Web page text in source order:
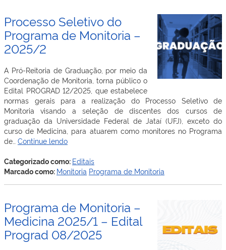
Processo Seletivo do
Programa de Monitoria –
2025/2
A Pró-Reitoria de Graduação, por meio da
Coordenação de Monitoria, torna público o
Edital PROGRAD 12/2025, que estabelece
normas gerais para a realização do Processo Seletivo de
Monitoria visando a seleção de discentes dos cursos de
graduação da Universidade Federal de Jataí (UFJ), exceto do
curso de Medicina, para atuarem como monitores no Programa
de… Continue lendoProcesso
do
Programa
–
2025/2
Categorizado como: Editais
Marcado como: Monitoria Programa de Monitoria
Programa de Monitoria –
Medicina 2025/1 – Edital
Prograd 08/2025